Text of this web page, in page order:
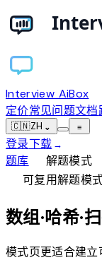
Interview AiBox
定价常见问题文档
🇨🇳ZH ⌄ ≡
登录下载 →
题库chevron_right 解题模式chevron_right
可复用解题模
数组·哈希·
模式页更适合建